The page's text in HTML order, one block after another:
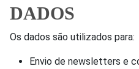
DADOS
Os dados são utilizados para:
Envio de newsletters e